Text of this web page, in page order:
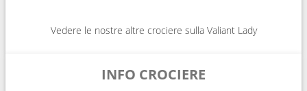
Vedere le nostre altre crociere sulla Valiant Lady
INFO CROCIERE